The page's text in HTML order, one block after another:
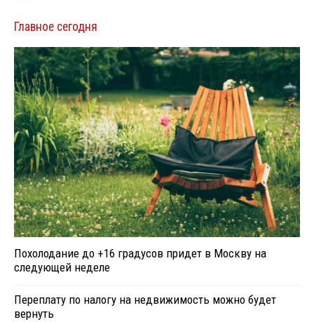
Главное сегодня
Похолодание до +16 градусов придет в Москву на
следующей неделе
Переплату по налогу на недвижимость можно будет
вернуть